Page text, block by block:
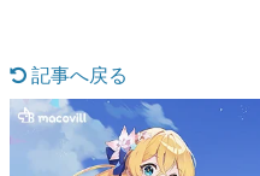
なんでゲーム
ゲーム開発者・
具体的な形から解
です。
記事へ戻る